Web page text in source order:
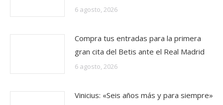
6 agosto, 2026
Compra tus entradas para la primera
gran cita del Betis ante el Real Madrid
6 agosto, 2026
Vinicius: «Seis años más y para siempre»